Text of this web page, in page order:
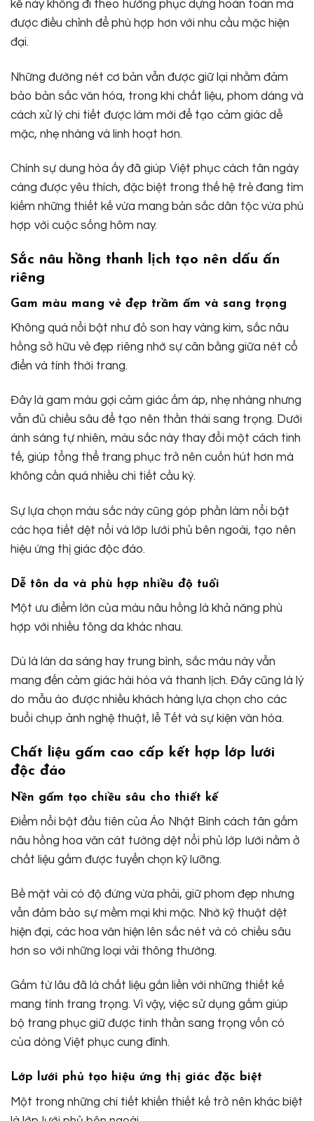
kế này không đi theo hướng phục dựng hoàn toàn mà
được điều chỉnh để phù hợp hơn với nhu cầu mặc hiện
đại.
Những đường nét cơ bản vẫn được giữ lại nhằm đảm
bảo bản sắc văn hóa, trong khi chất liệu, phom dáng và
cách xử lý chi tiết được làm mới để tạo cảm giác dễ
mặc, nhẹ nhàng và linh hoạt hơn.
Chính sự dung hòa ấy đã giúp Việt phục cách tân ngày
càng được yêu thích, đặc biệt trong thế hệ trẻ đang tìm
kiếm những thiết kế vừa mang bản sắc dân tộc vừa phù
hợp với cuộc sống hôm nay.
Sắc nâu hồng thanh lịch tạo nên dấu ấn
riêng
Gam màu mang vẻ đẹp trầm ấm và sang trọng
Không quá nổi bật như đỏ son hay vàng kim, sắc nâu
hồng sở hữu vẻ đẹp riêng nhờ sự cân bằng giữa nét cổ
điển và tính thời trang.
Đây là gam màu gợi cảm giác ấm áp, nhẹ nhàng nhưng
vẫn đủ chiều sâu để tạo nên thần thái sang trọng. Dưới
ánh sáng tự nhiên, màu sắc này thay đổi một cách tinh
tế, giúp tổng thể trang phục trở nên cuốn hút hơn mà
không cần quá nhiều chi tiết cầu kỳ.
Sự lựa chọn màu sắc này cũng góp phần làm nổi bật
các họa tiết dệt nổi và lớp lưới phủ bên ngoài, tạo nên
hiệu ứng thị giác độc đáo.
Dễ tôn da và phù hợp nhiều độ tuổi
Một ưu điểm lớn của màu nâu hồng là khả năng phù
hợp với nhiều tông da khác nhau.
Dù là làn da sáng hay trung bình, sắc màu này vẫn
mang đến cảm giác hài hòa và thanh lịch. Đây cũng là lý
do mẫu áo được nhiều khách hàng lựa chọn cho các
buổi chụp ảnh nghệ thuật, lễ Tết và sự kiện văn hóa.
Chất liệu gấm cao cấp kết hợp lớp lưới
độc đáo
Nền gấm tạo chiều sâu cho thiết kế
Điểm nổi bật đầu tiên của Áo Nhật Bình cách tân gấm
nâu hồng hoa văn cát tường dệt nổi phủ lớp lưới nằm ở
chất liệu gấm được tuyển chọn kỹ lưỡng.
Bề mặt vải có độ đứng vừa phải, giữ phom đẹp nhưng
vẫn đảm bảo sự mềm mại khi mặc. Nhờ kỹ thuật dệt
hiện đại, các hoa văn hiện lên sắc nét và có chiều sâu
hơn so với những loại vải thông thường.
Gấm từ lâu đã là chất liệu gắn liền với những thiết kế
mang tính trang trọng. Vì vậy, việc sử dụng gấm giúp
bộ trang phục giữ được tinh thần sang trọng vốn có
của dòng Việt phục cung đình.
Lớp lưới phủ tạo hiệu ứng thị giác đặc biệt
Một trong những chi tiết khiến thiết kế trở nên khác biệt